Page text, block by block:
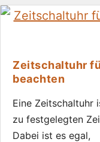
Zeitschaltuhr
beachten
Eine Zeitschaltuhr
zu festgelegten
Dabei ist es egal,